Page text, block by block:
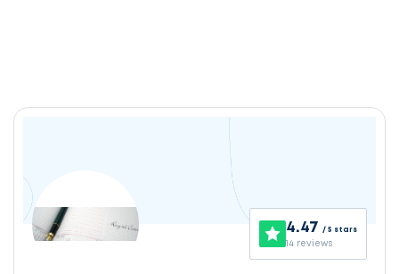
4.47 / 5 stars
14 reviews